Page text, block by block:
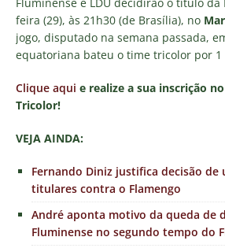
feira (29), às 21h30 (de Brasília), no
jogo, disputado na semana passada,
equatoriana bateu o time tricolor por 1
Clique aqui e realize a sua inscrição
Tricolor!
VEJA AINDA:
Fernando Diniz justifica decisão de
titulares contra o Flamengo
André aponta motivo da queda de
Fluminense no segundo tempo do